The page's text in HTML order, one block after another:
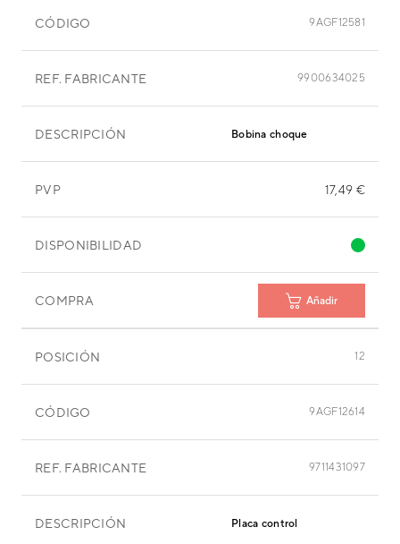
CÓDIGO 9AGF12581
REF. FABRICANTE 9900634025
DESCRIPCIÓN Bobina choque
PVP 17,49 €
DISPONIBILIDAD
COMPRA Añadir
POSICIÓN 12
CÓDIGO 9AGF12614
REF. FABRICANTE 9711431097
DESCRIPCIÓN Placa control